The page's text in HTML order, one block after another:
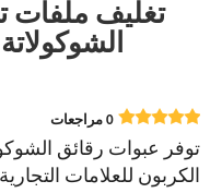
تغليف ملفات
0 مراجعات
توفر عبوات رقائق
الكربون للعلامات